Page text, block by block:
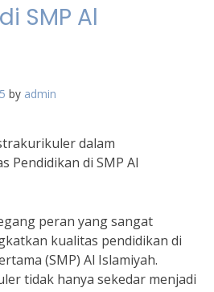
SMP Al
by admin
dalam
Pendidikan di SMP Al
peran yang sangat
kualitas pendidikan di
(SMP) Al Islamiyah.
tidak hanya sekedar menjadi